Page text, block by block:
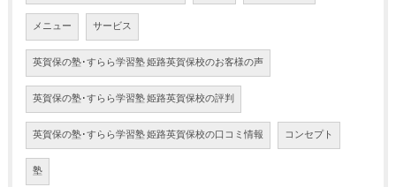
メニュー サービス
英賀保の塾･すらら学習塾 姫路英賀保校のお客様の声
英賀保の塾･すらら学習塾 姫路英賀保校の評判
英賀保の塾･すらら学習塾 姫路英賀保校の口コミ情報 コンセプト
塾